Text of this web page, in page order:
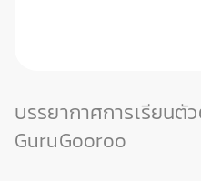
บรรยากาศการเรียนตั
GuruGooroo